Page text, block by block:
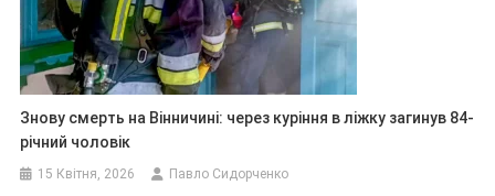
Знову смерть на Вінничині: через куріння в ліжку загинув 84-
річний чоловік
15 Квітня, 2026 Павло Сидорченко